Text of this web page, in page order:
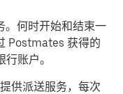
何时开始和结束一
Postmates 获得的
账户。
供派送服务，每次